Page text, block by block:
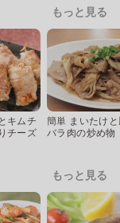
もっと見る
キムチ
チーズ
簡単 まいたけ
バラ肉の炒め物
もっと見る